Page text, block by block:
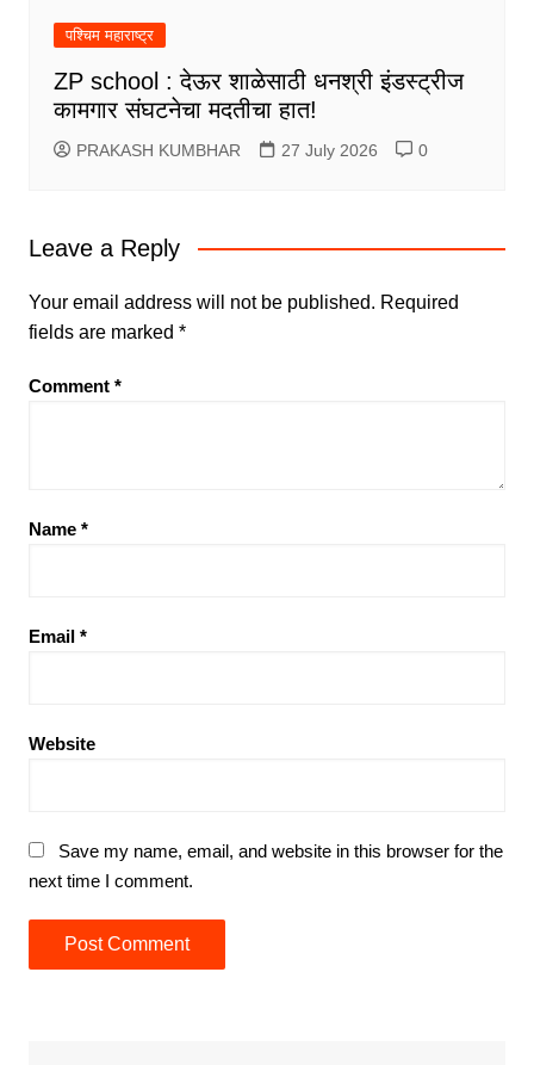
पश्चिम महाराष्ट्र
ZP school : देऊर शाळेसाठी धनश्री इंडस्ट्रीज
कामगार संघटनेचा मदतीचा हात!
PRAKASH KUMBHAR 27 July 2026 0
Leave a Reply
Your email address will not be published. Required
fields are marked *
Comment *
Name *
Email *
Website
Save my name, email, and website in this browser for the
next time I comment.